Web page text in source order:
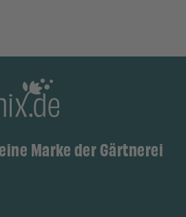
Marke der Gärtnerei